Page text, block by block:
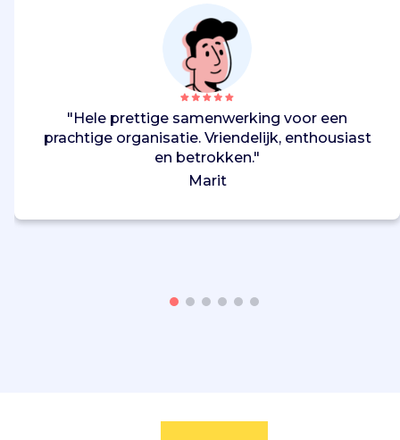
"Hele prettige samenwerking voor een
prachtige organisatie. Vriendelijk, enthousiast
en betrokken."
Marit